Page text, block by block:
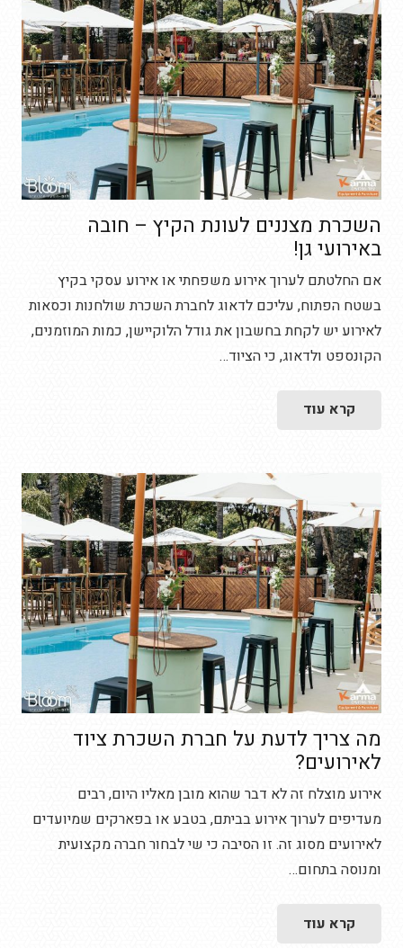
השכרת מצננים לעונת הקיץ – חובה
באירועי גן!
אם החלטתם לערוך אירוע משפחתי או אירוע עסקי בקיץ
בשטח הפתוח, עליכם לדאוג לחברת השכרת שולחנות וכסאות
לאירוע יש לקחת בחשבון את גודל הלוקיישן, כמות המוזמנים,
הקונספט ולדאוג, כי הציוד…
קרא עוד
מה צריך לדעת על חברת השכרת ציוד
לאירועים?
אירוע מוצלח זה לא דבר שהוא מובן מאליו היום, רבים
מעדיפים לערוך אירוע בביתם, בטבע או בפארקים שמיועדים
לאירועים מסוג זה. זו הסיבה כי שי לבחור חברה מקצועית
ומנוסה בתחום…
קרא עוד